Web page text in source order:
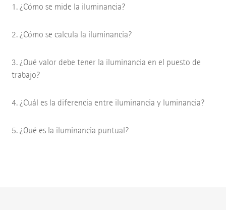
¿Cómo se mide la iluminancia?
¿Cómo se calcula la iluminancia?
¿Qué valor debe tener la iluminancia en el puesto de
trabajo?
¿Cuál es la diferencia entre iluminancia y luminancia?
¿Qué es la iluminancia puntual?